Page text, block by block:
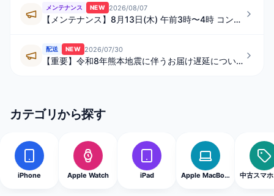
メンテナンス NEW 2026/08/07
【メンテナンス】8月13日(木) 午前3時〜4時 コンビニ払い・ペイジーの一時的なご利用制限について
配送 NEW 2026/07/30
【重要】令和8年熊本地震に伴うお届け遅延について
カテゴリから探す
iPhone Apple Watch iPad Apple MacBook